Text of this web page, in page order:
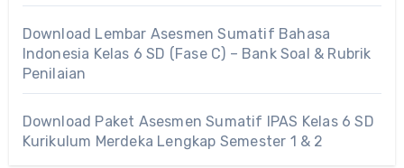
Download Lembar Asesmen Sumatif Bahasa
Indonesia Kelas 6 SD (Fase C) – Bank Soal & Rubrik
Penilaian
Download Paket Asesmen Sumatif IPAS Kelas 6 SD
Kurikulum Merdeka Lengkap Semester 1 & 2